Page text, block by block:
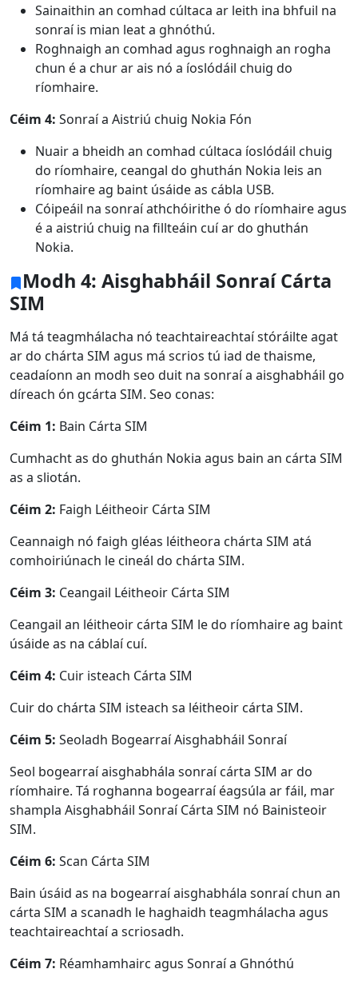
Sainaithin an comhad cúltaca ar leith ina bhfuil na
sonraí is mian leat a ghnóthú.
Roghnaigh an comhad agus roghnaigh an rogha
chun é a chur ar ais nó a íoslódáil chuig do
ríomhaire.
Céim 4: Sonraí a Aistriú chuig Nokia Fón
Nuair a bheidh an comhad cúltaca íoslódáil chuig
do ríomhaire, ceangal do ghuthán Nokia leis an
ríomhaire ag baint úsáide as cábla USB.
Cóipeáil na sonraí athchóirithe ó do ríomhaire agus
é a aistriú chuig na fillteáin cuí ar do ghuthán
Nokia.
Modh 4: Aisghabháil Sonraí Cárta
SIM
Má tá teagmhálacha nó teachtaireachtaí stóráilte agat
ar do chárta SIM agus má scrios tú iad de thaisme,
ceadaíonn an modh seo duit na sonraí a aisghabháil go
díreach ón gcárta SIM. Seo conas:
Céim 1: Bain Cárta SIM
Cumhacht as do ghuthán Nokia agus bain an cárta SIM
as a sliotán.
Céim 2: Faigh Léitheoir Cárta SIM
Ceannaigh nó faigh gléas léitheora chárta SIM atá
comhoiriúnach le cineál do chárta SIM.
Céim 3: Ceangail Léitheoir Cárta SIM
Ceangail an léitheoir cárta SIM le do ríomhaire ag baint
úsáide as na cáblaí cuí.
Céim 4: Cuir isteach Cárta SIM
Cuir do chárta SIM isteach sa léitheoir cárta SIM.
Céim 5: Seoladh Bogearraí Aisghabháil Sonraí
Seol bogearraí aisghabhála sonraí cárta SIM ar do
ríomhaire. Tá roghanna bogearraí éagsúla ar fáil, mar
shampla Aisghabháil Sonraí Cárta SIM nó Bainisteoir
SIM.
Céim 6: Scan Cárta SIM
Bain úsáid as na bogearraí aisghabhála sonraí chun an
cárta SIM a scanadh le haghaidh teagmhálacha agus
teachtaireachtaí a scriosadh.
Céim 7: Réamhamhairc agus Sonraí a Ghnóthú